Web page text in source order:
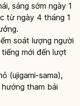
sáng sớm ngày 1
từ ngày 4 tháng 1
soát lượng người
mới đến lượt
(ujigami-sama),
tham bái